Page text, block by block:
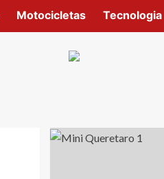
Motocicletas Tecnologia